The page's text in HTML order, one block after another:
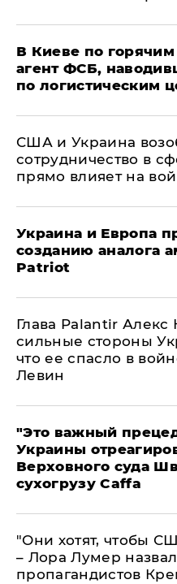
В Киеве по
агент ФСБ,
по логистическим
США и Украина
сотрудничество в
прямо влияет на
Украина и Европа
созданию аналога
Patriot
Глава Palantir Алекс
сильные стороны
что ее спасло в
Левин
"Это важный
Украины
Верховного суда
сухогрузу Caffa
"Они хотят, чтобы
– Лора Лумер
пропагандистов